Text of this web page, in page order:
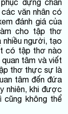
dựng chân
văn nhân có
đánh giá của
cho tập thơ
nhiều người, tạo
có tập thơ nào
tâm và viết
thơ thực sự là
tâm đến đứa
nhiên, khi được
cũng không thể